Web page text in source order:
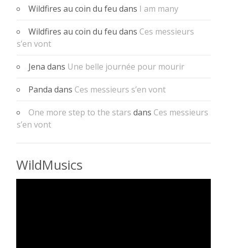
Wildfires au coin du feu dans I am many
Wildfires au coin du feu dans Ces messieurs
s’en vont
Jena dans Une belle journée pour mourir
Panda dans Ces messieurs s’en vont
One more step to the stars dans Ces messieurs
s’en vont
WildMusics